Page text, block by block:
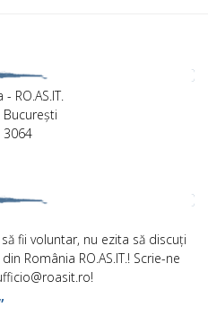
RO.AS.IT.
București
3064
fii voluntar, nu ezita să discuți
România RO.AS.IT.! Scrie-ne